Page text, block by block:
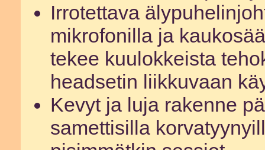
Irrotettava
mikrofonilla ja
tekee kuulokkeista
headsetin liikkuvaan
Kevyt ja luja rakenne
samettisilla